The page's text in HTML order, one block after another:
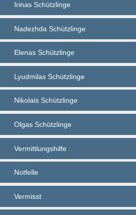
Irinas Schützlinge
Nadezhda Schützlinge
Elenas Schützlinge
Lyudmilas Schützlinge
Nikolais Schützlinge
Olgas Schützlinge
Vermittlungshilfe
Notfelle
Vermisst